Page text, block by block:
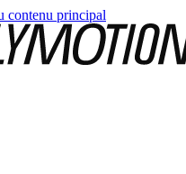
contenu principal